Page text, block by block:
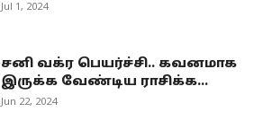
Jul 1, 2024
சனி வக்ர பெயர்ச்சி.. கவனமாக
இருக்க வேண்டிய ராசிக்க...
Jun 22, 2024